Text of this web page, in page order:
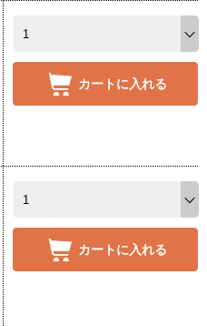
カートに入れる
カートに入れる